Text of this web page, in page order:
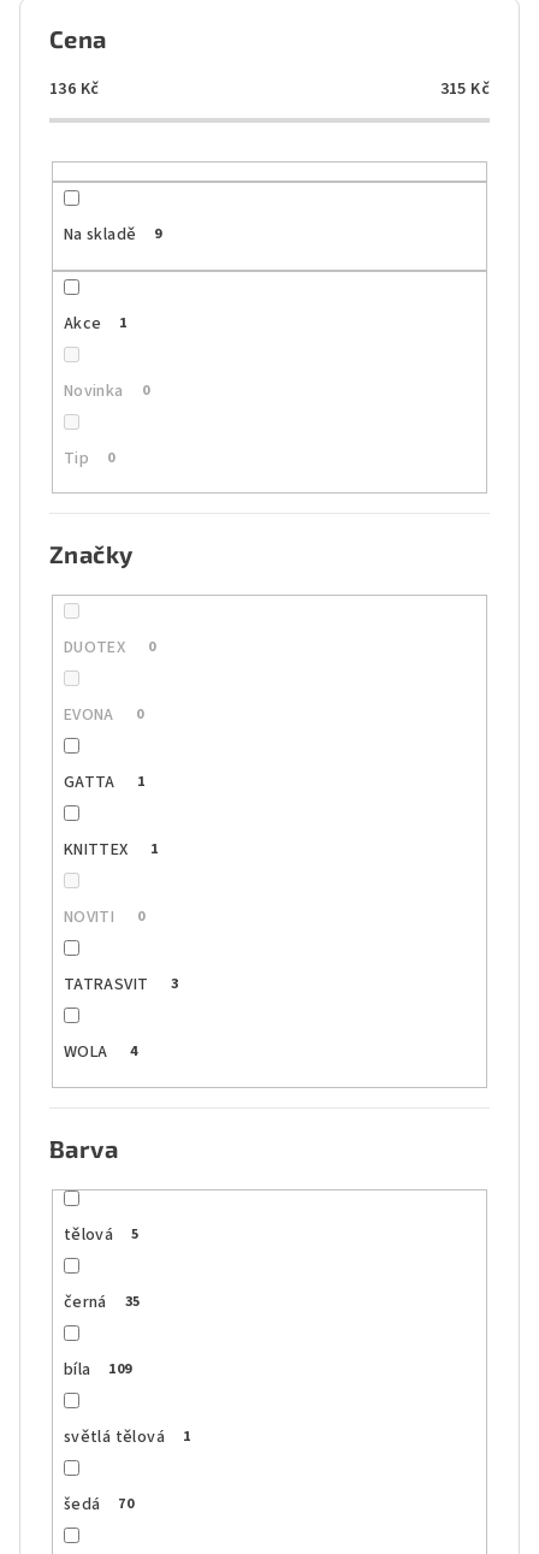
Cena
136 Kč 315 Kč
Na skladě 9
Akce 1
Novinka 0
Tip 0
Značky
DUOTEX 0
EVONA 0
GATTA 1
KNITTEX 1
NOVITI 0
TATRASVIT 3
WOLA 4
Barva
tělová 5
černá 35
bíla 109
světlá tělová 1
šedá 70